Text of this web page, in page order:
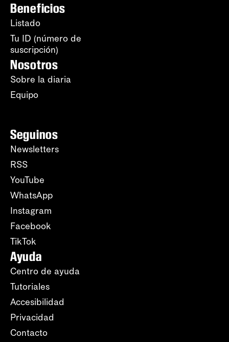
Beneficios
Listado
Tu ID (número de
suscripción)
Nosotros
Sobre la diaria
Equipo
Seguinos
Newsletters
RSS
YouTube
WhatsApp
Instagram
Facebook
TikTok
Ayuda
Centro de ayuda
Tutoriales
Accesibilidad
Privacidad
Contacto